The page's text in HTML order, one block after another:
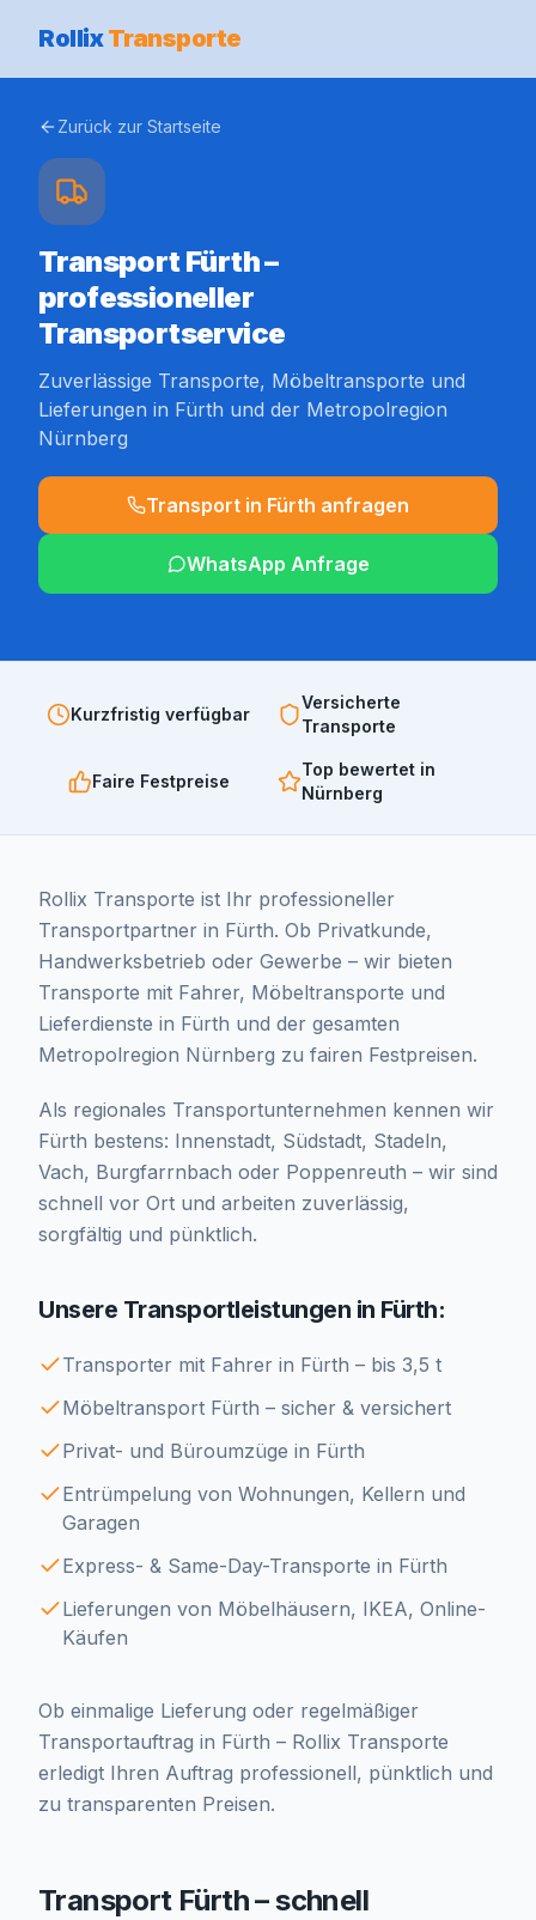
Rollix Transporte
Zurück zur Startseite
Transport Fürth –
professioneller
Transportservice
Zuverlässige Transporte, Möbeltransporte und
Lieferungen in Fürth und der Metropolregion
Nürnberg
Transport in Fürth anfragen
WhatsApp Anfrage
Kurzfristig verfügbar
Versicherte
Transporte
Faire Festpreise
Top bewertet in
Nürnberg
Rollix Transporte ist Ihr professioneller
Transportpartner in Fürth. Ob Privatkunde,
Handwerksbetrieb oder Gewerbe – wir bieten
Transporte mit Fahrer, Möbeltransporte und
Lieferdienste in Fürth und der gesamten
Metropolregion Nürnberg zu fairen Festpreisen.
Als regionales Transportunternehmen kennen wir
Fürth bestens: Innenstadt, Südstadt, Stadeln,
Vach, Burgfarrnbach oder Poppenreuth – wir sind
schnell vor Ort und arbeiten zuverlässig,
sorgfältig und pünktlich.
Unsere Transportleistungen in Fürth:
Transporter mit Fahrer in Fürth – bis 3,5 t
Möbeltransport Fürth – sicher & versichert
Privat- und Büroumzüge in Fürth
Entrümpelung von Wohnungen, Kellern und
Garagen
Express- & Same-Day-Transporte in Fürth
Lieferungen von Möbelhäusern, IKEA, Online-
Käufen
Ob einmalige Lieferung oder regelmäßiger
Transportauftrag in Fürth – Rollix Transporte
erledigt Ihren Auftrag professionell, pünktlich und
zu transparenten Preisen.
Transport Fürth – schnell